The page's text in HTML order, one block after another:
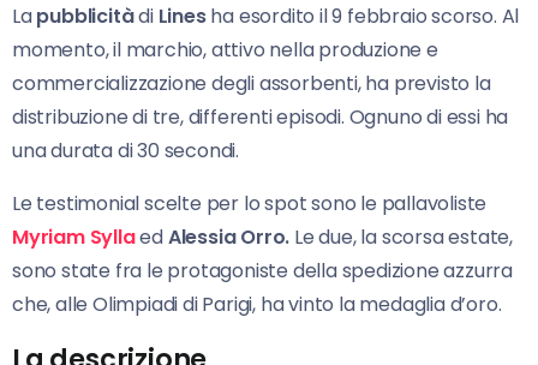
Lapubblicitàdi Linesha esordito il 9 febbraio scorso. Al
momento, il marchio, attivo nella produzione e
commercializzazione degli assorbenti, ha previsto la
distribuzione di tre, differenti episodi. Ognuno di essi ha
una durata di 30 secondi.
Le testimonial scelte per lo spot sono le pallavoliste
Myriam SyllaedAlessia Orro. Le due, la scorsa estate,
sono state fra le protagoniste della spedizione azzurra
che, alle Olimpiadi di Parigi, ha vinto la medaglia d’oro.